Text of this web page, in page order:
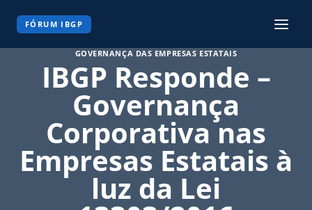
FÓRUM IBGP
GOVERNANÇA DAS EMPRESAS ESTATAIS
IBGP Responde –
Governança
Corporativa nas
Empresas Estatais à
luz da Lei